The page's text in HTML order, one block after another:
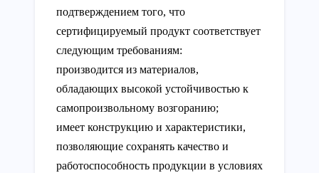
подтверждением того, что
сертифицируемый продукт соответствует
следующим требованиям:
производится из материалов,
обладающих высокой устойчивостью к
самопроизвольному возгоранию;
имеет конструкцию и характеристики,
позволяющие сохранять качество и
работоспособность продукции в условиях